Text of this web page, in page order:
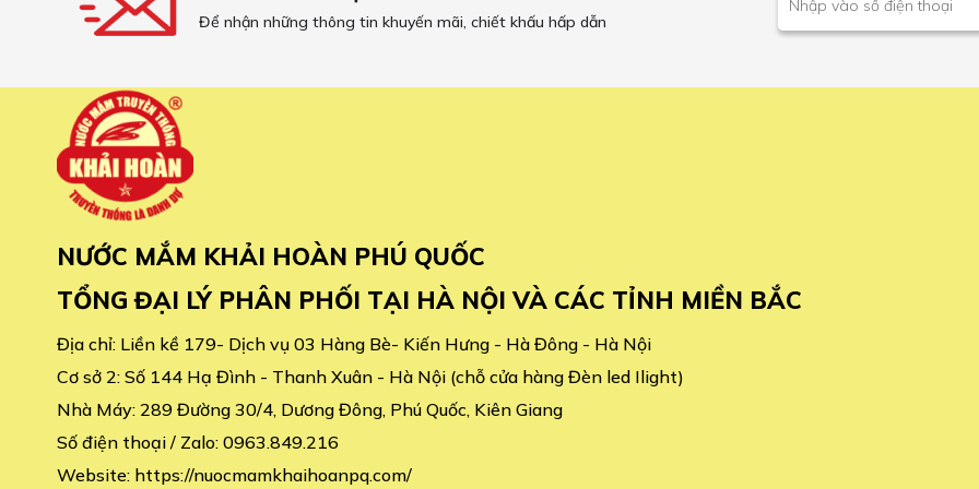
Để nhận những thông tin khuyến mãi, chiết khấu hấp dẫn
NƯỚC MẮM KHẢI HOÀN PHÚ QUỐC
TỔNG ĐẠI LÝ PHÂN PHỐI TẠI HÀ NỘI VÀ CÁC TỈNH MIỀN BẮC
Địa chỉ: Liền kề 179- Dịch vụ 03 Hàng Bè- Kiến Hưng - Hà Đông - Hà Nội
Cơ sở 2: Số 144 Hạ Đình - Thanh Xuân - Hà Nội (chỗ cửa hàng Đèn led Ilight)
Nhà Máy: 289 Đường 30/4, Dương Đông, Phú Quốc, Kiên Giang
Số điện thoại / Zalo: 0963.849.216
Website: https://nuocmamkhaihoanpq.com/